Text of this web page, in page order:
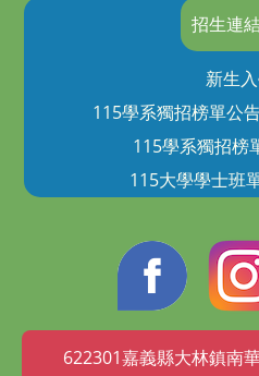
招生連
新生
115學系獨招榜單公
115學系獨招榜
115大學學士班
622301嘉義縣大林鎮南